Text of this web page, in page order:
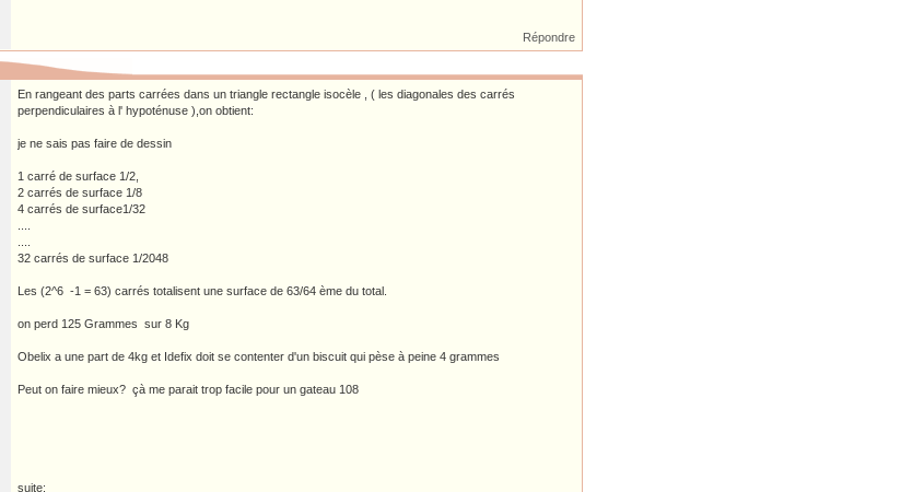
Répondre
En rangeant des parts carrées dans un triangle rectangle isocèle , ( les diagonales des carrés
perpendiculaires à l' hypoténuse ),on obtient:
je ne sais pas faire de dessin
1 carré de surface 1/2,
2 carrés de surface 1/8
4 carrés de surface1/32
32 carrés de surface 1/2048
Les (2^6 -1 = 63) carrés totalisent une surface de 63/64 ème du total.
on perd 125 Grammes sur 8 Kg
Obelix a une part de 4kg et Idefix doit se contenter d'un biscuit qui pèse à peine 4 grammes
Peut on faire mieux? çà me parait trop facile pour un gateau 108
suite: